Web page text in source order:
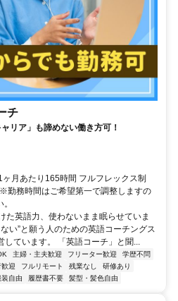
チ
リア」も諦めない働き方可！
月あたり165時間 フルフレックス制
勤務時間はご希望第一で調整しますの
た英語力、使わないまま眠らせていま
い”と願う人のための英語コーチングス
ています。 「英語コーチ」と聞...
主婦・主夫歓迎 フリーター歓迎
学歴不問
迎 フルリモート 残業なし
研修あり
装自由 履歴書不要 髪型・髪色自由